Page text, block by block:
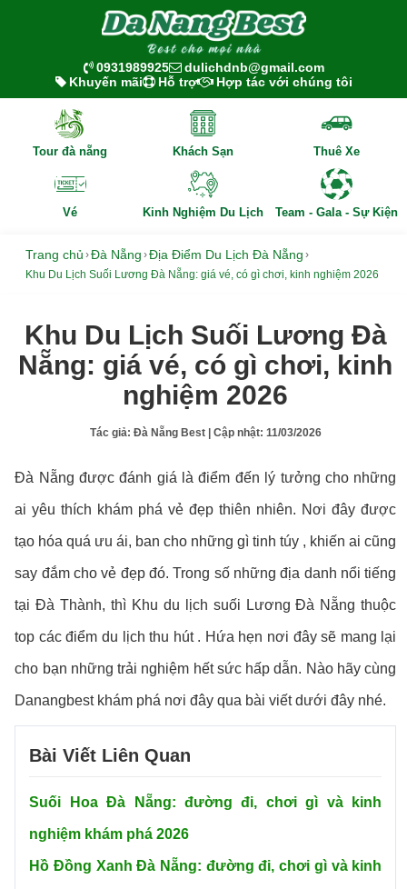
0931989925
dulichdnb@gmail.com
Khuyến mãi
Hỗ trợ Hợp tác với chúng tôi
Tour đà nẵng Khách Sạn Thuê Xe
Vé Kinh Nghiệm Du Lịch Team - Gala - Sự Kiện
Trang chủ ›Đà Nẵng ›Địa Điểm Du Lịch Đà Nẵng ›
Khu Du Lịch Suối Lương Đà Nẵng: giá vé, có gì chơi, kinh nghiệm 2026
Khu Du Lịch Suối Lương Đà
Nẵng: giá vé, có gì chơi, kinh
nghiệm 2026
Tác giả: Đà Nẵng Best| Cập nhật: 11/03/2026
Đà Nẵng được đánh giá là điểm đến lý tưởng cho những
ai yêu thích khám phá vẻ đẹp thiên nhiên. Nơi đây được
tạo hóa quá ưu ái, ban cho những gì tinh túy , khiến ai cũng
say đắm cho vẻ đẹp đó. Trong số những địa danh nổi tiếng
tại Đà Thành, thì Khu du lịch suối Lương Đà Nẵng thuộc
top các điểm du lịch thu hút . Hứa hẹn nơi đây sẽ mang lại
cho bạn những trải nghiệm hết sức hấp dẫn. Nào hãy cùng
Danangbest khám phá nơi đây qua bài viết dưới đây nhé.
Bài Viết Liên Quan
Suối Hoa Đà Nẵng: đường đi, chơi gì và kinh
nghiệm khám phá 2026
Hồ Đồng Xanh Đà Nẵng: đường đi, chơi gì và kinh